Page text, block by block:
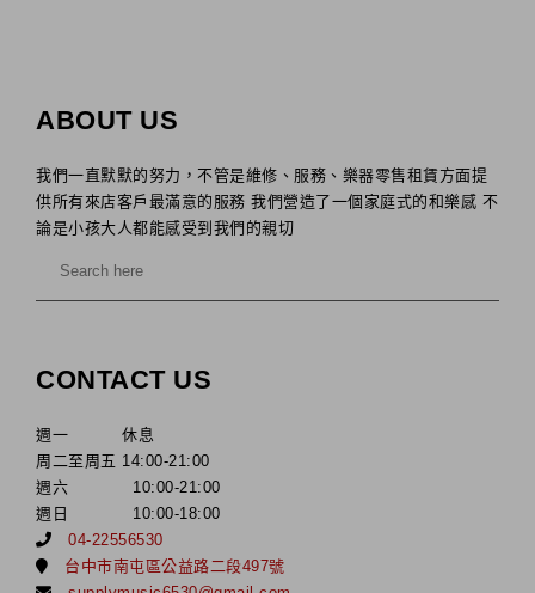
ABOUT US
我們一直默默的努力，不管是維修、服務、樂器零售租賃方面提
供所有來店客戶最滿意的服務 我們營造了一個家庭式的和樂感 不
論是小孩大人都能感受到我們的親切
CONTACT US
週一 休息
周二至周五 14:00-21:00
週六 10:00-21:00
週日 10:00-18:00
04-22556530
台中市南屯區公益路二段497號